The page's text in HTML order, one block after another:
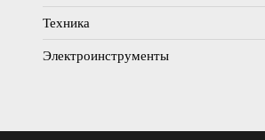
Техника
Электроинструменты